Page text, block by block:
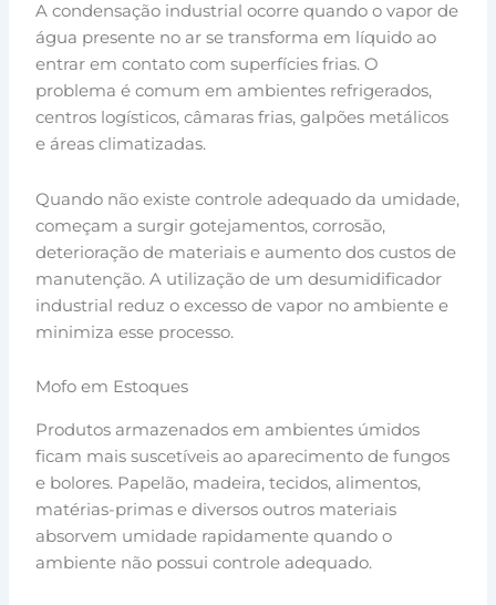
A condensação industrial ocorre quando o vapor de
água presente no ar se transforma em líquido ao
entrar em contato com superfícies frias. O
problema é comum em ambientes refrigerados,
centros logísticos, câmaras frias, galpões metálicos
e áreas climatizadas.
Quando não existe controle adequado da umidade,
começam a surgir gotejamentos, corrosão,
deterioração de materiais e aumento dos custos de
manutenção. A utilização de um desumidificador
industrial reduz o excesso de vapor no ambiente e
minimiza esse processo.
Mofo em Estoques
Produtos armazenados em ambientes úmidos
ficam mais suscetíveis ao aparecimento de fungos
e bolores. Papelão, madeira, tecidos, alimentos,
matérias-primas e diversos outros materiais
absorvem umidade rapidamente quando o
ambiente não possui controle adequado.